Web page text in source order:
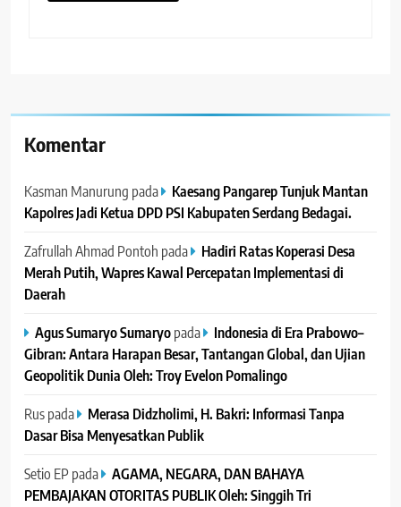
Komentar
Kasman Manurung pada
Kaesang Pangarep Tunjuk Mantan
Kapolres Jadi Ketua DPD PSI Kabupaten Serdang Bedagai. ‎ ‎
Zafrullah Ahmad Pontoh pada
Hadiri Ratas Koperasi Desa
Merah Putih, Wapres Kawal Percepatan Implementasi di
Daerah
Agus Sumaryo Sumaryopada
Indonesia di Era Prabowo–
Gibran: Antara Harapan Besar, Tantangan Global, dan Ujian
Geopolitik Dunia Oleh: Troy Evelon Pomalingo
Ruspada
Merasa Didzholimi, H. Bakri: Informasi Tanpa
Dasar Bisa Menyesatkan Publik
Setio EP pada
AGAMA, NEGARA, DAN BAHAYA
PEMBAJAKAN OTORITAS PUBLIK Oleh: Singgih Tri